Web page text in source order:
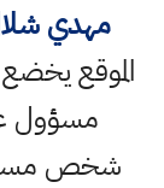
مهدي
الموقع
مسؤول
شخص